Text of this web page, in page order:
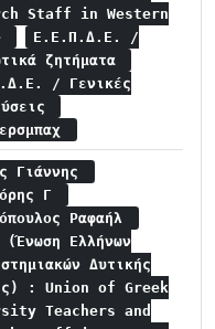
Staff in Western
Ε.Ε.Π.Δ.Ε. /
ζητήματα
/ Γενικές
Γιάννης
Γ
Ραφαήλ
(Ένωση Ελλήνων
Δυτικής
: Union of Greek
Teachers and